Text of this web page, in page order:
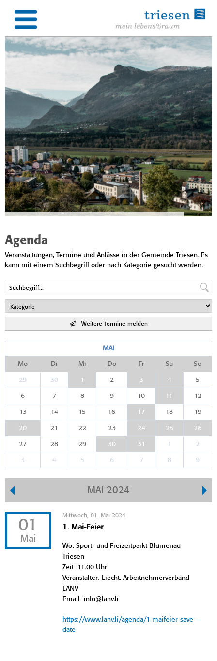
Agenda
Veranstaltungen, Termine und Anlässe in der Gemeinde Triesen. Es
kann mit einem Suchbegriff oder nach Kategorie gesucht werden.
Weitere Termine melden
MAI
Mo Di Mi Do Fr Sa So
29 30 1 2 3 4 5
6 7 8 9 10 11 12
13 14 15 16 17 18 19
20 21 22 23 24 25 26
27 28 29 30 31 1 2
3 4 5 6 7 8 9
MAI 2024
01
Mai
Mittwoch, 01. Mai 2024
1. Mai-Feier
Wo: Sport- und Freizeitparkt Blumenau
Triesen
Zeit: 11.00 Uhr
Veranstalter: Liecht. Arbeitnehmerverband
LANV
Email: info@lanv.li
https://www.lanv.li/agenda/1-maifeier-save-
date